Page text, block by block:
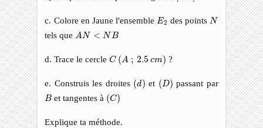
c. Colore en Jaune l'ensemble E2
E2 des points N
N
tels que A N < N B
A N< N B
d. Trace le cercleC ( A ; 2.5 cm)
C( A 2.5c ?
e. Construis les droites (d)
( d) et ( D)
(D) passant par
B
B et tangentes à (C)
(C)
Explique ta méthode.